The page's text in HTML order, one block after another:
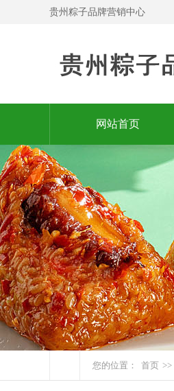
贵州粽子品牌营销中心
网站首页
您的位置： 首页 >>